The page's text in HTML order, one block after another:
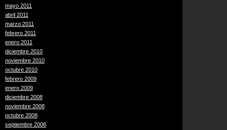
mayo 2011
abril 2011
marzo 2011
febrero 2011
enero 2011
diciembre 2010
noviembre 2010
octubre 2010
febrero 2009
enero 2009
diciembre 2008
noviembre 2008
octubre 2008
septiembre 2008